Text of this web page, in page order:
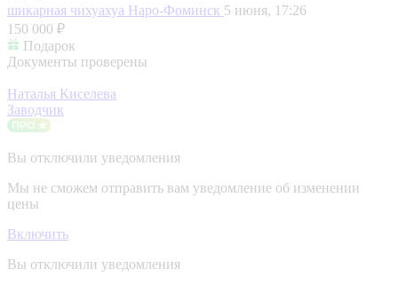
шикарная чихуахуа Наро-Фоминск 5 июня, 17:26
150 000 ₽
Подарок
Документы проверены
Наталья Киселева
Заводчик
Вы отключили уведомления
Мы не сможем отправить вам уведомление об изменении
цены
Включить
Вы отключили уведомления